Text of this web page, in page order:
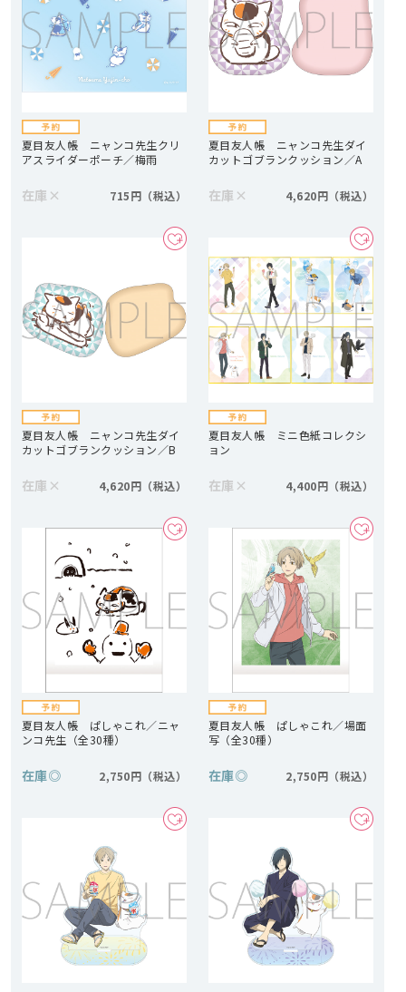
夏目友人帳 ニャンコ先生クリ
アスライダーポーチ／梅雨
在庫 × 715円
夏目友人帳 ニャンコ先生ダイ
カットゴブランクッション／A
在庫 × 4,620円
夏目友人帳 ニャンコ先生ダイ
カットゴブランクッション／B
在庫 × 4,620円
夏目友人帳 ミニ色紙コレクシ
ョン
在庫 × 4,400円
夏目友人帳 ぱしゃこれ／ニャ
ンコ先生（全30種）
在庫◎ 2,750円
夏目友人帳 ぱしゃこれ／場面
写（全30種）
在庫◎ 2,750円